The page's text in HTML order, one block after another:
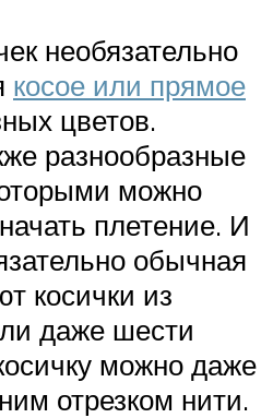
необязательно
косое или прямое
цветов.
разнообразные
можно
плетение. И
обычная
косички из
даже шести
можно даже
отрезком нити.